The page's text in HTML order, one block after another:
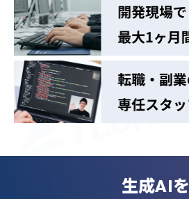
生成AIを